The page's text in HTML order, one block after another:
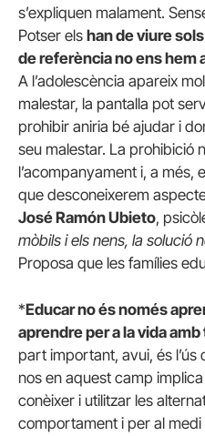
s’expliquen malament.
Potser els han de viure
de referència no ens hem
A l’adolescència apareix
malestar, la pantalla pot
prohibir aniria bé ajudar i
seu malestar. La prohibició
l’acompanyament i, a més,
que desconeixerem
José Ramón Ubieto,
mòbils i els nens, la solució
Proposa que les famílies
*Educar no és només
aprendre per a la vida
part important, avui, és
nos en aquest camp
conèixer i utilitzar les
comportament i per al medi